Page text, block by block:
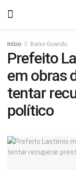
Início Baixo Guandu
Prefeito
em obras
tentar
político